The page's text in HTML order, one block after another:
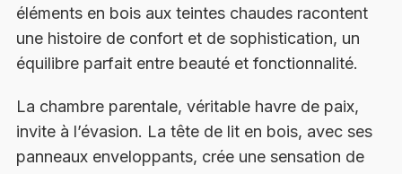
éléments en bois aux teintes chaudes racontent
une histoire de confort et de sophistication, un
équilibre parfait entre beauté et fonctionnalité.
La chambre parentale, véritable havre de paix,
invite à l’évasion. La tête de lit en bois, avec ses
panneaux enveloppants, crée une sensation de